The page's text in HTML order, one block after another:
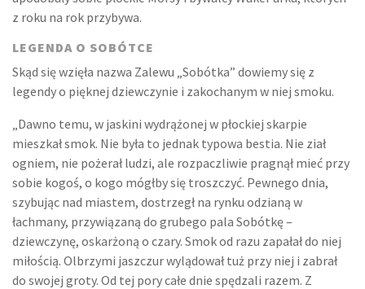
z roku na rok przybywa.
LEGENDA O SOBÓTCE
Skąd się wzięła nazwa Zalewu „Sobótka” dowiemy się z
legendy o pięknej dziewczynie i zakochanym w niej smoku.
„Dawno temu, w jaskini wydrążonej w płockiej skarpie
mieszkał smok. Nie była to jednak typowa bestia. Nie ział
ogniem, nie pożerał ludzi, ale rozpaczliwie pragnął mieć przy
sobie kogoś, o kogo mógłby się troszczyć. Pewnego dnia,
szybując nad miastem, dostrzegł na rynku odzianą w
łachmany, przywiązaną do grubego pala Sobótkę –
dziewczynę, oskarżoną o czary. Smok od razu zapałał do niej
miłością. Olbrzymi jaszczur wylądował tuż przy niej i zabrał
do swojej groty. Od tej pory całe dnie spędzali razem. Z